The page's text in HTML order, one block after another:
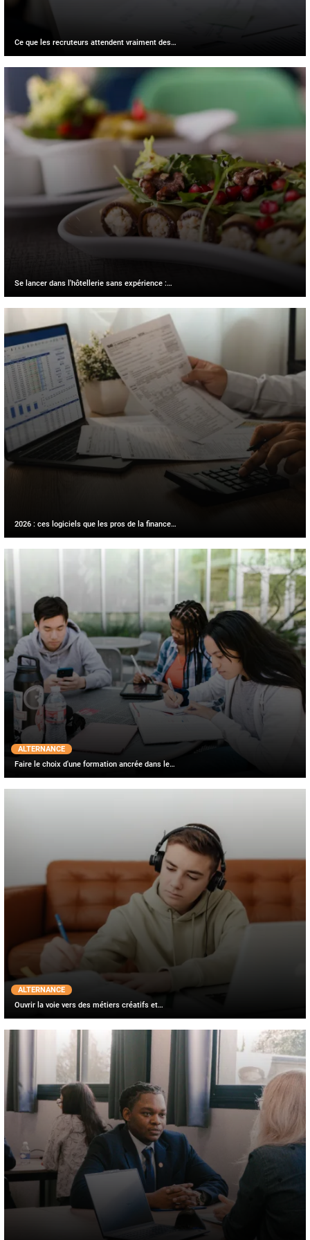
Ce que les recruteurs attendent vraiment des…
Se lancer dans l'hôtellerie sans expérience :…
2026 : ces logiciels que les pros de la finance…
ALTERNANCE
Faire le choix d'une formation ancrée dans le…
ALTERNANCE
Ouvrir la voie vers des métiers créatifs et…